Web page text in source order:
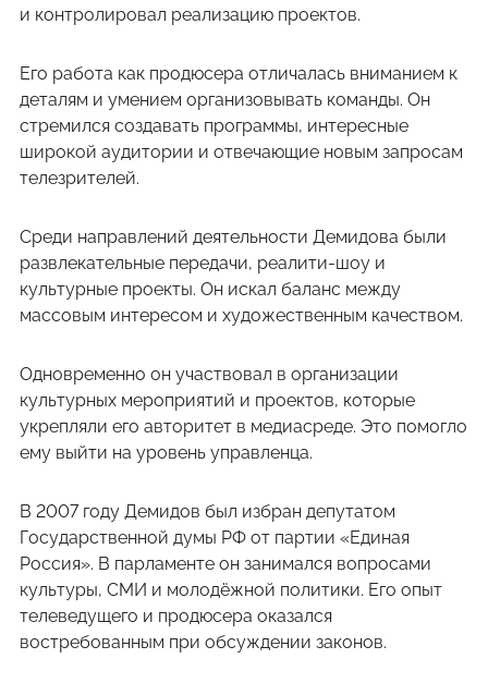
и контролировал реализацию проектов.
Его работа как продюсера отличалась вниманием к
деталям и умением организовывать команды. Он
стремился создавать программы, интересные
широкой аудитории и отвечающие новым запросам
телезрителей.
Среди направлений деятельности Демидова были
развлекательные передачи, реалити-шоу и
культурные проекты. Он искал баланс между
массовым интересом и художественным качеством.
Одновременно он участвовал в организации
культурных мероприятий и проектов, которые
укрепляли его авторитет в медиасреде. Это помогло
ему выйти на уровень управленца.
В 2007 году Демидов был избран депутатом
Государственной думы РФ от партии «Единая
Россия». В парламенте он занимался вопросами
культуры, СМИ и молодёжной политики. Его опыт
телеведущего и продюсера оказался
востребованным при обсуждении законов.